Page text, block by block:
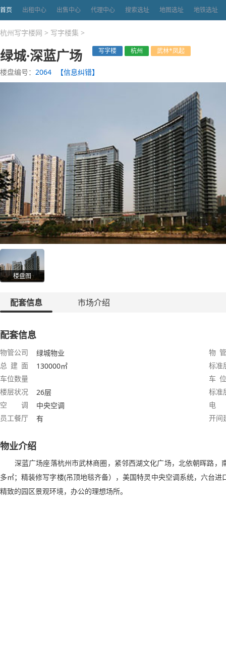
首页 出租中心 出售中心 代理中心 搜索选址 地图选址 地铁选址
杭州写字楼网 > 写字楼集 >
绿城·深蓝广场 写字楼 杭州 武林*凤起
楼盘编号： 2064 【信息纠错】
楼盘图
配套信息 市场介绍
配套信息
物管公司 绿城物业
物
总 建 面
130000㎡
标准
车位数量
车
楼层状况
26层
标准
空 调
中央空调
电
员工餐厅
有 开间
物业介绍
深蓝广场座落杭州市武林商圈，紧邻西湖文化广场，北依朝晖路，
多㎡；精装修写字楼(吊顶地毯齐备），美国特灵中央空调系统，六台
精致的园区景观环境，办公的理想场所。